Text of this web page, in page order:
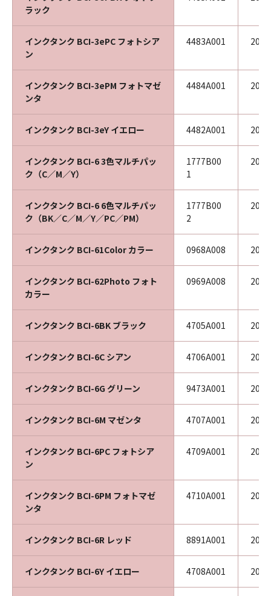
ラック
インクタンク BCI-3ePC フォトシア
ン
4483A001
インクタンク BCI-3ePM フォトマゼ
ンタ
4484A001
インクタンク BCI-3eY イエロー 4482A001
インクタンク BCI-6 3色マルチパッ
ク（C／M／Y）
1777B00
1
インクタンク BCI-6 6色マルチパッ
ク（BK／C／M／Y／PC／PM）
1777B00
2
インクタンク BCI-61Color カラー 0968A008
インクタンク BCI-62Photo フォト
カラー
0969A008
インクタンク BCI-6BK ブラック 4705A001
インクタンク BCI-6C シアン 4706A001
インクタンク BCI-6G グリーン 9473A001
インクタンク BCI-6M マゼンタ 4707A001
インクタンク BCI-6PC フォトシア
ン
4709A001
インクタンク BCI-6PM フォトマゼ
ンタ
4710A001
インクタンク BCI-6R レッド 8891A001
インクタンク BCI-6Y イエロー 4708A001